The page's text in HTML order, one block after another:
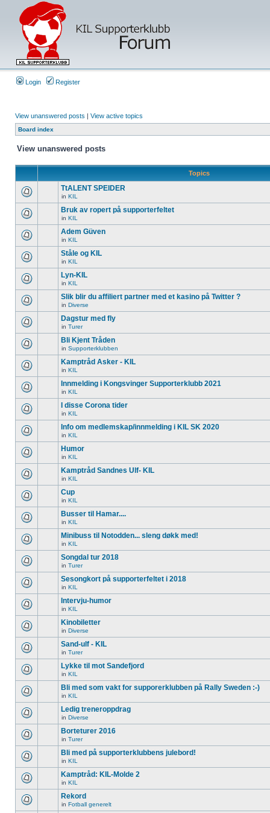
Login Register
View unanswered posts | View active topics
Board index
View unanswered posts
Topics
TtALENT SPEIDER
in KIL
Bruk av ropert på supporterfeltet
in KIL
Adem Güven
in KIL
Ståle og KIL
in KIL
Lyn-KIL
in KIL
Slik blir du affiliert partner med et kasino på Twitter ?
in Diverse
Dagstur med fly
in Turer
Bli Kjent Tråden
in Supporterklubben
Kamptråd Asker - KIL
in KIL
Innmelding i Kongsvinger Supporterklubb 2021
in KIL
I disse Corona tider
in KIL
Info om medlemskap/innmelding i KIL SK 2020
in KIL
Humor
in KIL
Kamptråd Sandnes Ulf- KIL
in KIL
Cup
in KIL
Busser til Hamar....
in KIL
Minibuss til Notodden... sleng døkk med!
in KIL
Songdal tur 2018
in Turer
Sesongkort på supporterfeltet i 2018
in KIL
Intervju-humor
in KIL
Kinobiletter
in Diverse
Sand-ulf - KIL
in Turer
Lykke til mot Sandefjord
in KIL
Bli med som vakt for supporerklubben på Rally Sweden :-)
in KIL
Ledig treneroppdrag
in Diverse
Borteturer 2016
in Turer
Bli med på supporterklubbens julebord!
in KIL
Kamptråd: KIL-Molde 2
in KIL
Rekord
in Fotball generelt